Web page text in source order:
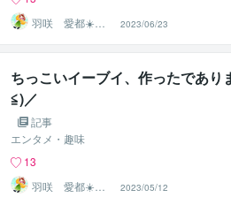
羽咲 愛都☀️ハ
サキ アイト☀️
2023/06/23
ちっこいイーブイ、作ったであ
≦)／
記事
エンタメ・趣味
13
羽咲 愛都☀️ハ
サキ アイト☀️
2023/05/12